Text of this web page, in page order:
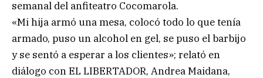
semanal del anfiteatro Cocomarola.
«Mi hija armó una mesa, colocó todo lo que tenía
armado, puso un alcohol en gel, se puso el barbijo
y se sentó a esperar a los clientes»; relató en
diálogo con EL LIBERTADOR, Andrea Maidana,